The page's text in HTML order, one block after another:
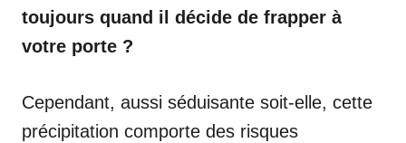
toujours quand il décide de frapper à
votre porte ?
Cependant, aussi séduisante soit-elle, cette
précipitation comporte des risques